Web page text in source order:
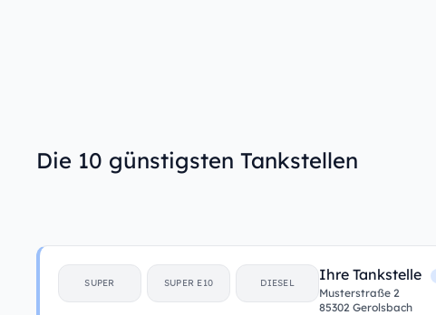
Die 10 günstigsten Tankstellen
SUPER SUPER E10 DIESEL Ihre Tankstelle
Musterstraße 2
85302 Gerolsbach